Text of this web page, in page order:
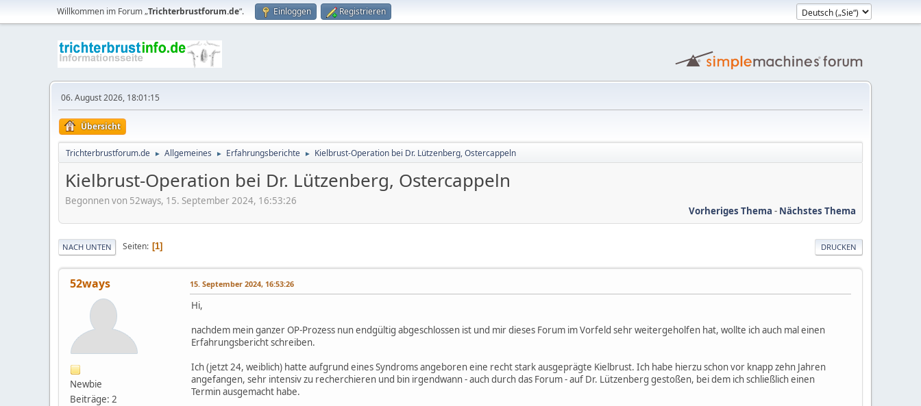
Willkommen im Forum „Trichterbrustforum.de“. Einloggen Registrieren
06. August 2026, 18:01:15
Übersicht
Trichterbrustforum.de ► Allgemeines ► Erfahrungsberichte ► Kielbrust-Operation bei Dr. Lützenberg, Ostercappeln
Kielbrust-Operation bei Dr. Lützenberg, Ostercappeln
Begonnen von 52ways, 15. September 2024, 16:53:26
Vorheriges Thema - Nächstes Thema
DRUCKEN
NACH UNTEN Seiten 1
52ways
Newbie
Beiträge: 2
15. September 2024, 16:53:26
Hi,
nachdem mein ganzer OP-Prozess nun endgültig abgeschlossen ist und mir dieses Forum im Vorfeld sehr weitergeholfen hat, wollte ich auch mal einen
Erfahrungsbericht schreiben.
Ich (jetzt 24, weiblich) hatte aufgrund eines Syndroms angeboren eine recht stark ausgeprägte Kielbrust. Ich habe hierzu schon vor knapp zehn Jahren
angefangen, sehr intensiv zu recherchieren und bin irgendwann - auch durch das Forum - auf Dr. Lützenberg gestoßen, bei dem ich schließlich einen
Termin ausgemacht habe.